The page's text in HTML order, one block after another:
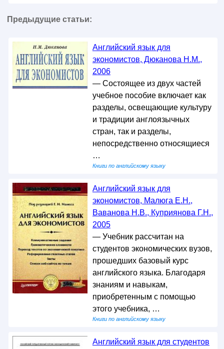
Предыдущие статьи:
Английский язык для
экономистов, Дюканова Н.М.,
2006
— Состоящее из двух частей
учебное пособие включает как
разделы, освещающие культуру
и традиции англоязычных
стран, так и разделы,
непосредственно относящиеся
…
Книги по английскому языку
Английский язык для
экономистов, Малюга Е.Н.,
Ваванова Н.В., Куприянова Г.Н.,
2005
— Учебник рассчитан на
студентов экономических вузов,
прошедших базовый курс
английского языка. Благодаря
знаниям и навыкам,
приобретенным с помощью
этого учебника, …
Книги по английскому языку
Английский язык для студентов